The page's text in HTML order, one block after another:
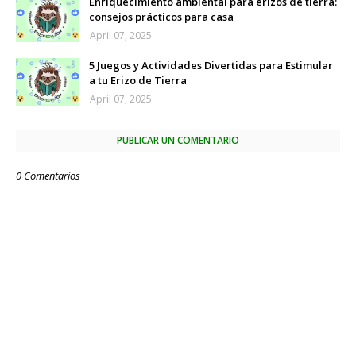
consejos prácticos para casa
April 07, 2025
5 Juegos y Actividades Divertidas para Estimular
a tu Erizo de Tierra
April 07, 2025
PUBLICAR UN COMENTARIO
0 Comentarios